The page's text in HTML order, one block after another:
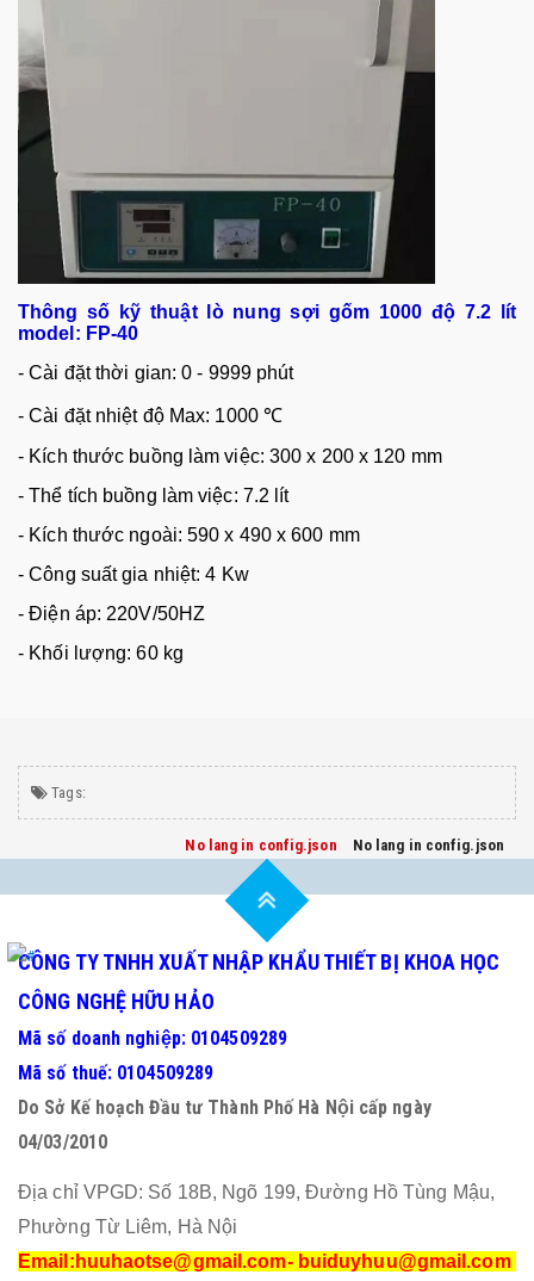
Thông số kỹ thuật lò nung sợi gốm1000 độ 7.2 lít
model: FP-40
- Cài đặt thời gian: 0 - 9999 phút
- Cài đặt nhiệt độMax: 1000 ℃
- Kích thước buồng làm việc: 300 x 200 x 120 mm
- Thể tích buồng làm việc: 7.2 lít
- Kích thước ngoài: 590 x 490 x 600 mm
- Công suất gia nhiệt: 4 Kw
- Điện áp: 220V/50HZ
- Khối lượng: 60 kg
Tags:
No lang in config.json No lang in config.json
CÔNG TY TNHH XUẤT NHẬP KHẨU THIẾT BỊ KHOA HỌC
CÔNG NGHỆ HỮU HẢO
Mã số doanh nghiệp: 0104509289
Mã số thuế: 0104509289
Do Sở Kế hoạch Đầu tư Thành Phố Hà Nội cấp ngày
04/03/2010
Địa chỉ VPGD: Số 18B, Ngõ 199, Đường Hồ Tùng Mậu,
Phường Từ Liêm, Hà Nội
Email:huuhaotse@gmail.com- buiduyhuu@gmail.com